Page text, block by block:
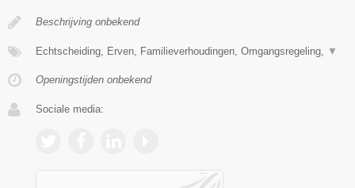
Beschrijving onbekend
Echtscheiding, Erven, Familieverhoudingen, Omgangsregeling, ▼
Openingstijden onbekend
Sociale media: